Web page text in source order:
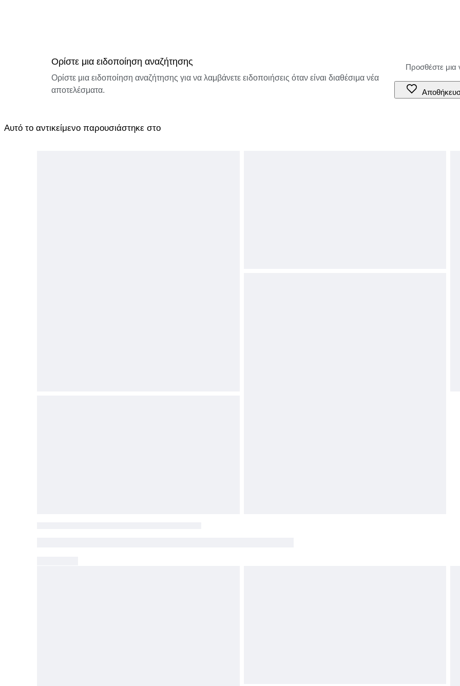
Ορίστε μια ειδοποίηση αναζήτησης
Ορίστε μια ειδοποίηση αναζήτησης για να λαμβάνετε ειδοποιήσεις όταν είναι διαθέσιμα νέα
αποτελέσματα.
Αυτό το αντικείμενο παρουσιάστηκε στο